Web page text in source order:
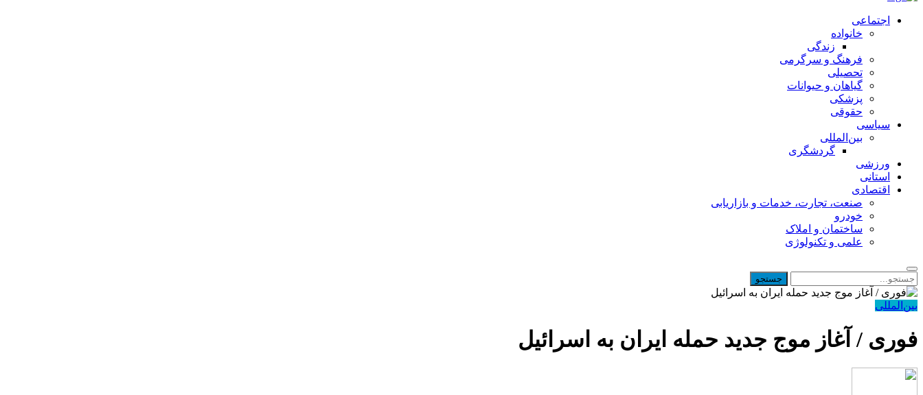
اجتماعی
خانواده
زندگی
فرهنگ و سرگرمی
تحصیلی
گیاهان و حیوانات
پزشکی
حقوقی
سیاسی
بین‌المللی
گردشگری
ورزشی
استانی
اقتصادی
صنعت، تجارت، خدمات و بازاریابی
خودرو
ساختمان و املاک
علمی و تکنولوژی
بین‌المللی
فوری / آغاز موج جدید حمله ایران به اسرائیل